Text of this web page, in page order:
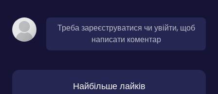
Треба зареєструватися чи увійти, щоб
написати коментар
Найбільше лайків